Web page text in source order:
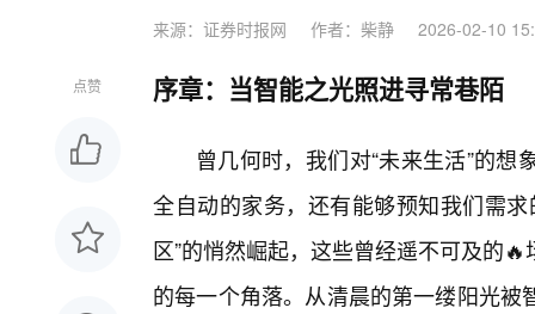
来源：证券时报网 作者：柴静 2026-02-10
点赞 序章：当智能之光照进寻常巷陌
曾几何时，我们对“未来生活”的
全自动的家务，还有能够预知我们需
区”的悄然崛起，这些曾经遥不可及的
的每一个角落。从清晨的第一缕阳光